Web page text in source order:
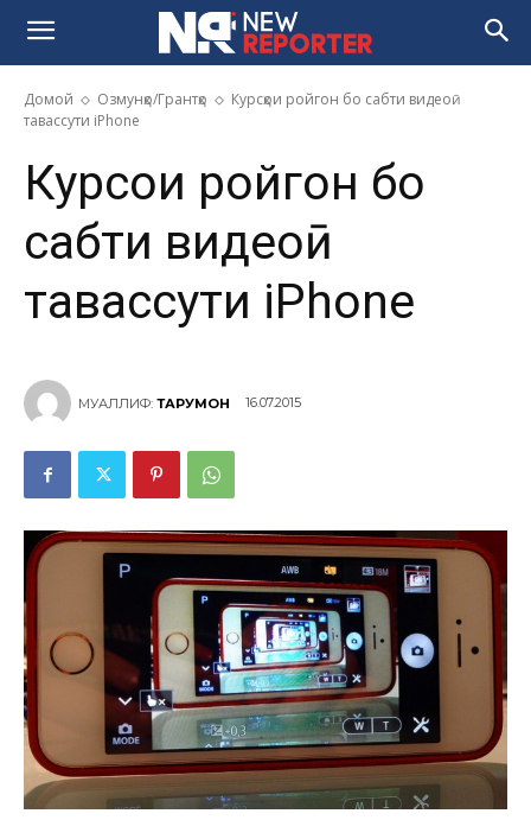
Домой Озмунҳо/Грантҳо
Курсҳои ройгон бо сабти видеоӣ
тавассути iPhone
Курсҳои ройгон бо
сабти видеоӣ
тавассути iPhone
МУАЛЛИФ: ТАРҶУМОН 16.07.2015